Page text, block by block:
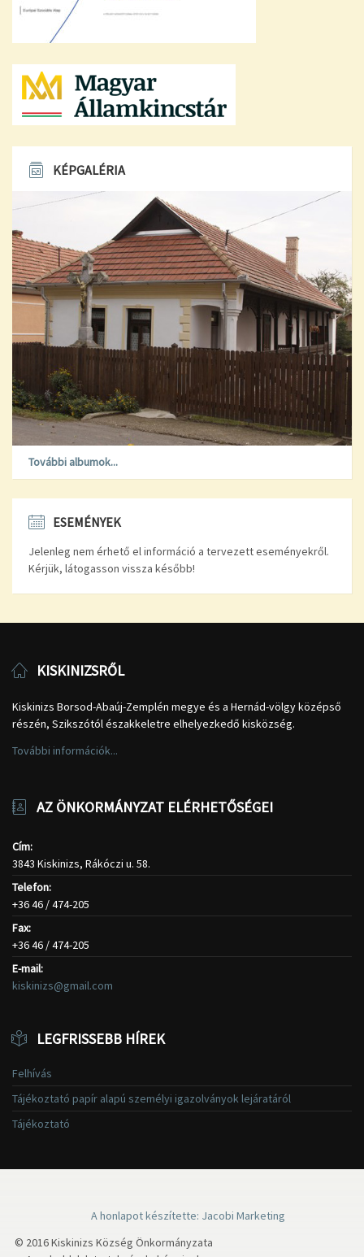
KÉPGALÉRIA
További albumok...
ESEMÉNYEK
Jelenleg nem érhető el információ a tervezett eseményekről.
Kérjük, látogasson vissza később!
KISKINIZSRŐL
Kiskinizs Borsod-Abaúj-Zemplén megye és a Hernád-völgy középső
részén, Szikszótól északkeletre elhelyezkedő kisközség.
További információk...
AZ ÖNKORMÁNYZAT ELÉRHETŐSÉGEI
Cím:
3843 Kiskinizs, Rákóczi u. 58.
Telefon:
+36 46 / 474-205
Fax:
+36 46 / 474-205
E-mail:
kiskinizs@gmail.com
LEGFRISSEBB HÍREK
Felhívás
Tájékoztató papír alapú személyi igazolványok lejáratáról
Tájékoztató
A honlapot készítette: Jacobi Marketing
© 2016 Kiskinizs Község Önkormányzata